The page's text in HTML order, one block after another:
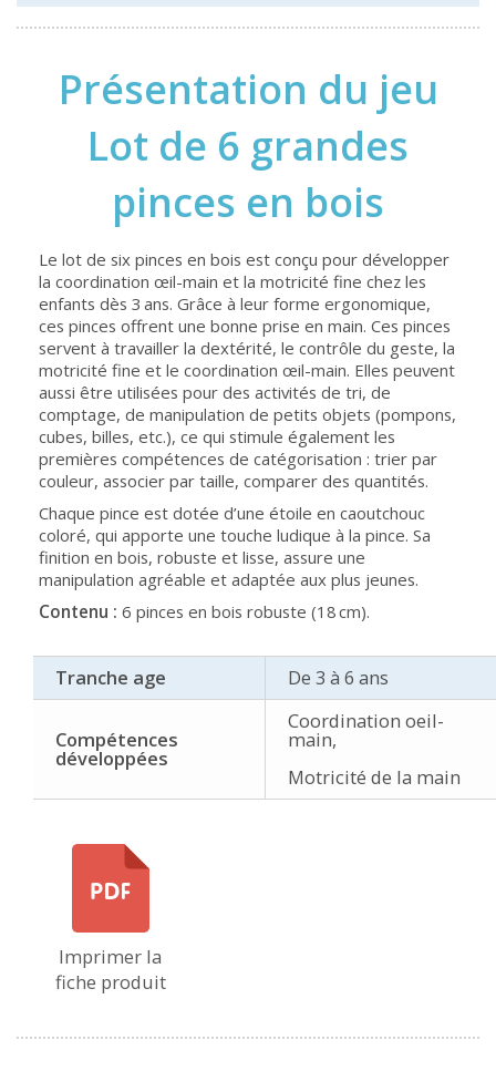
Présentation du jeu
Lot de 6 grandes
pinces en bois
Le lot de six pinces en bois est conçu pour développer
la coordination œil-main et la motricité fine chez les
enfants dès 3 ans. Grâce à leur forme ergonomique,
ces pinces offrent une bonne prise en main. Ces pinces
servent à travailler la dextérité, le contrôle du geste, la
motricité fine et le coordination œil-main. Elles peuvent
aussi être utilisées pour des activités de tri, de
comptage, de manipulation de petits objets (pompons,
cubes, billes, etc.), ce qui stimule également les
premières compétences de catégorisation : trier par
couleur, associer par taille, comparer des quantités.
Chaque pince est dotée d’une étoile en caoutchouc
coloré, qui apporte une touche ludique à la pince. Sa
finition en bois, robuste et lisse, assure une
manipulation agréable et adaptée aux plus jeunes.
Contenu : 6 pinces en bois robuste (18 cm).
Tranche age De 3 à 6 ans
Compétences
développées
Coordination oeil-
main,
Motricité de la main
Imprimer la
fiche produit